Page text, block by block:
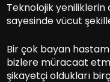
Teknolojik
sayesinde vücut
Bir çok bayan
bizlere müracaat
şikayetçi oldukları